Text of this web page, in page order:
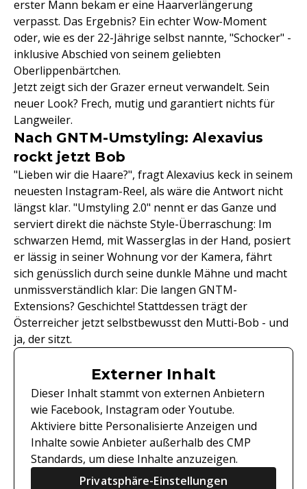
erster Mann bekam er eine Haarverlängerung
verpasst. Das Ergebnis? Ein echter Wow-Moment
oder, wie es der 22-Jährige selbst nannte, "Schocker" -
inklusive Abschied von seinem geliebten
Oberlippenbärtchen.
Jetzt zeigt sich der Grazer erneut verwandelt. Sein
neuer Look? Frech, mutig und garantiert nichts für
Langweiler.
Nach GNTM-Umstyling: Alexavius
rockt jetzt Bob
"Lieben wir die Haare?", fragt Alexavius keck in seinem
neuesten Instagram-Reel, als wäre die Antwort nicht
längst klar. "Umstyling 2.0" nennt er das Ganze und
serviert direkt die nächste Style-Überraschung: Im
schwarzen Hemd, mit Wasserglas in der Hand, posiert
er lässig in seiner Wohnung vor der Kamera, fährt
sich genüsslich durch seine dunkle Mähne und macht
unmissverständlich klar: Die langen GNTM-
Extensions? Geschichte! Stattdessen trägt der
Österreicher jetzt selbstbewusst den Mutti-Bob - und
ja, der sitzt.
Externer Inhalt
Dieser Inhalt stammt von externen Anbietern
wie Facebook, Instagram oder Youtube.
Aktiviere bitte Personalisierte Anzeigen und
Inhalte sowie Anbieter außerhalb des CMP
Standards, um diese Inhalte anzuzeigen.
Privatsphäre-Einstellungen